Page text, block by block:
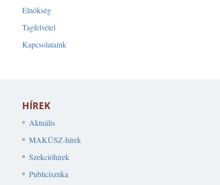
Elnökség
Tagfelvétel
Kapcsolataink
HÍREK
Aktuális
MAKÚSZ-hírek
Szekcióhírek
Publicisztika